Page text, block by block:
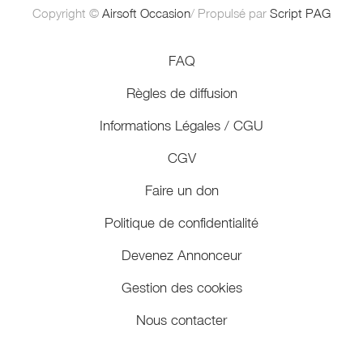
Copyright © Airsoft Occasion/ Propulsé par Script PAG
FAQ
Règles de diffusion
Informations Légales / CGU
CGV
Faire un don
Politique de confidentialité
Devenez Annonceur
Gestion des cookies
Nous contacter